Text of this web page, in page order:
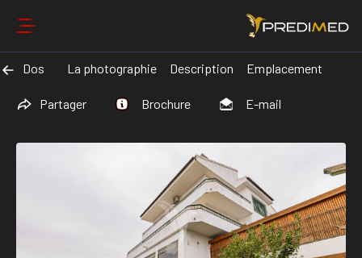
Dos La photographie Description Emplacement
Partager Brochure E-mail